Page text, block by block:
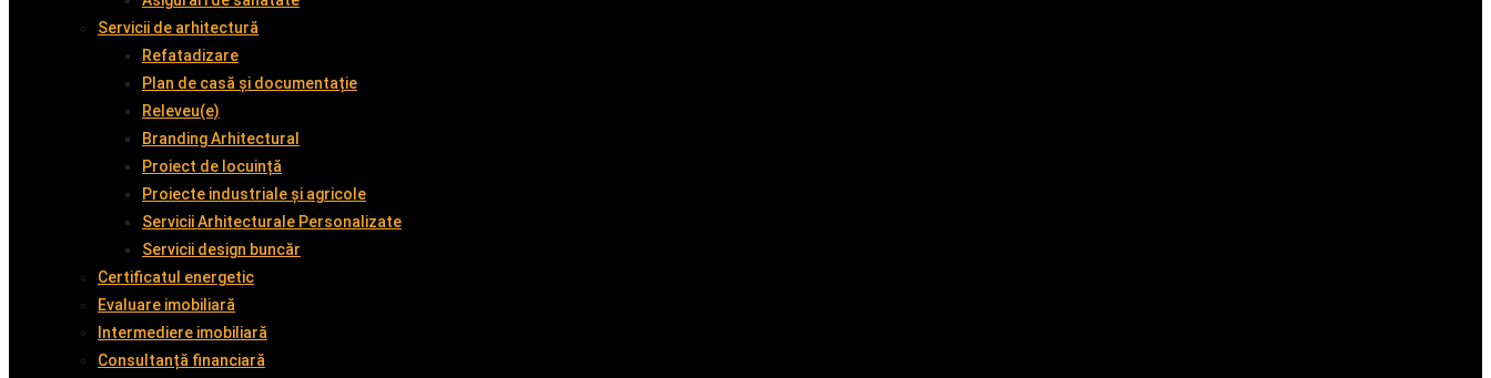
Servicii de arhitectură
Refatadizare
Plan de casă și documentație
Releveu(e)
Branding Arhitectural
Proiect de locuință
Proiecte industriale și agricole
Servicii Arhitecturale Personalizate
Servicii design buncăr
Certificatul energetic
Evaluare imobiliară
Intermediere imobiliară
Consultanță financiară